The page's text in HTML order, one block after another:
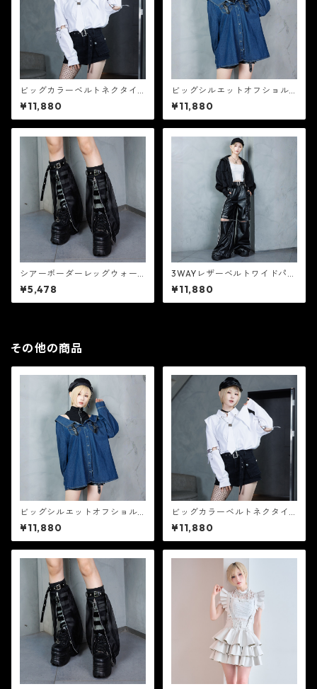
ビッグカラーベルトネクタイ
シャツ 【CR25374】
¥11,880
ビッグシルエットオフショル
デニムトップス 【CR25373】
¥11,880
シアーボーダーレッグウォー
マー 【CR25372】
¥5,478
3WAYレザーベルトワイドパン
ツ 【CR25371】
¥11,880
その他の商品
ビッグシルエットオフショル
デニムトップス 【CR25373】
¥11,880
ビッグカラーベルトネクタイ
シャツ 【CR25374】
¥11,880